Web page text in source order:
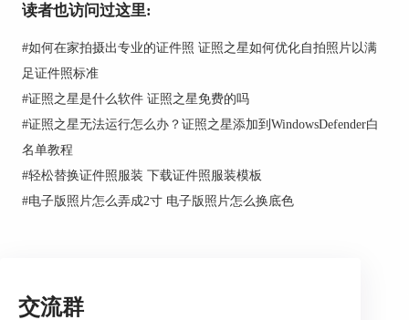
然后关闭规格设置窗口，点击 “打开文件”，将二寸
读者也访问过这里:
#如何在家拍摄出专业的证件照 证照之星如何优化自拍照片以满
足证件照标准
#证照之星是什么软件 证照之星免费的吗
#证照之星无法运行怎么办？证照之星添加到WindowsDefender白
名单教程
#轻松替换证件照服装 下载证件照服装模板
#电子版照片怎么弄成2寸 电子版照片怎么换底色
交流群